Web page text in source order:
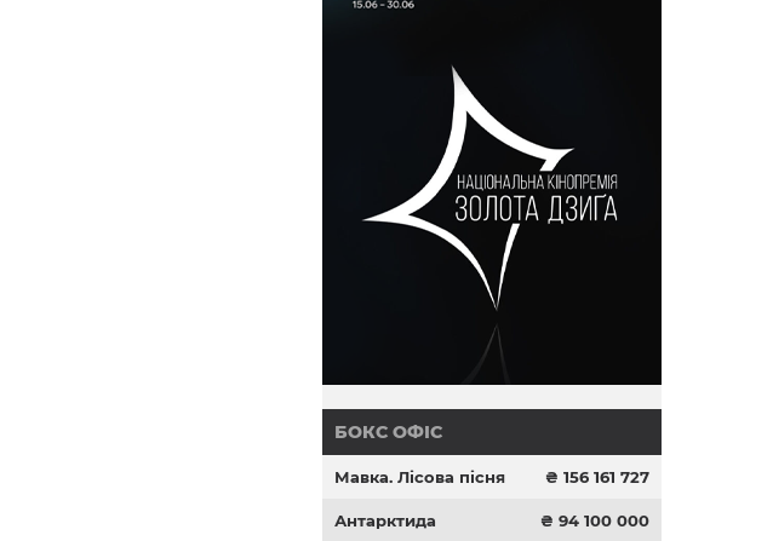
БОКС ОФІС
Мавка. Лісова пісня ₴ 156 161 727
Антарктида ₴ 94 100 000